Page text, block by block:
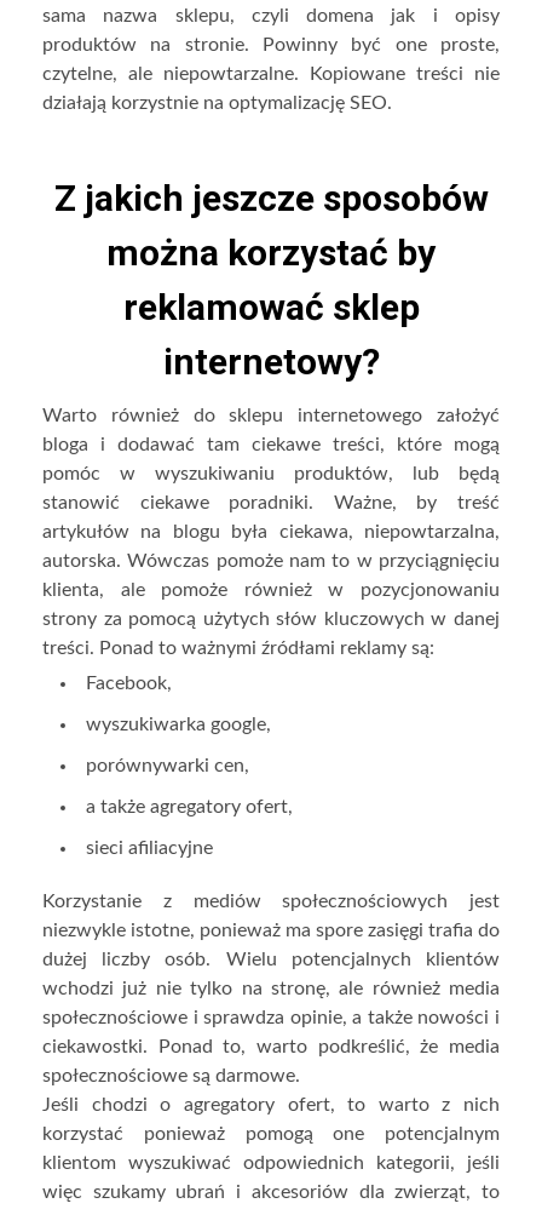
sama nazwa sklepu, czyli domena jak i opisy
produktów na stronie. Powinny być one proste,
czytelne, ale niepowtarzalne. Kopiowane treści nie
działają korzystnie na optymalizację SEO.
Z jakich jeszcze sposobów
można korzystać by
reklamować sklep
internetowy?
Warto również do sklepu internetowego założyć
bloga i dodawać tam ciekawe treści, które mogą
pomóc w wyszukiwaniu produktów, lub będą
stanowić ciekawe poradniki. Ważne, by treść
artykułów na blogu była ciekawa, niepowtarzalna,
autorska. Wówczas pomoże nam to w przyciągnięciu
klienta, ale pomoże również w pozycjonowaniu
strony za pomocą użytych słów kluczowych w danej
treści. Ponad to ważnymi źródłami reklamy są:
Facebook,
wyszukiwarka google,
porównywarki cen,
a także agregatory ofert,
sieci afiliacyjne
Korzystanie z mediów społecznościowych jest
niezwykle istotne, ponieważ ma spore zasięgi trafia do
dużej liczby osób. Wielu potencjalnych klientów
wchodzi już nie tylko na stronę, ale również media
społecznościowe i sprawdza opinie, a także nowości i
ciekawostki. Ponad to, warto podkreślić, że media
społecznościowe są darmowe.
Jeśli chodzi o agregatory ofert, to warto z nich
korzystać ponieważ pomogą one potencjalnym
klientom wyszukiwać odpowiednich kategorii, jeśli
więc szukamy ubrań i akcesoriów dla zwierząt, to